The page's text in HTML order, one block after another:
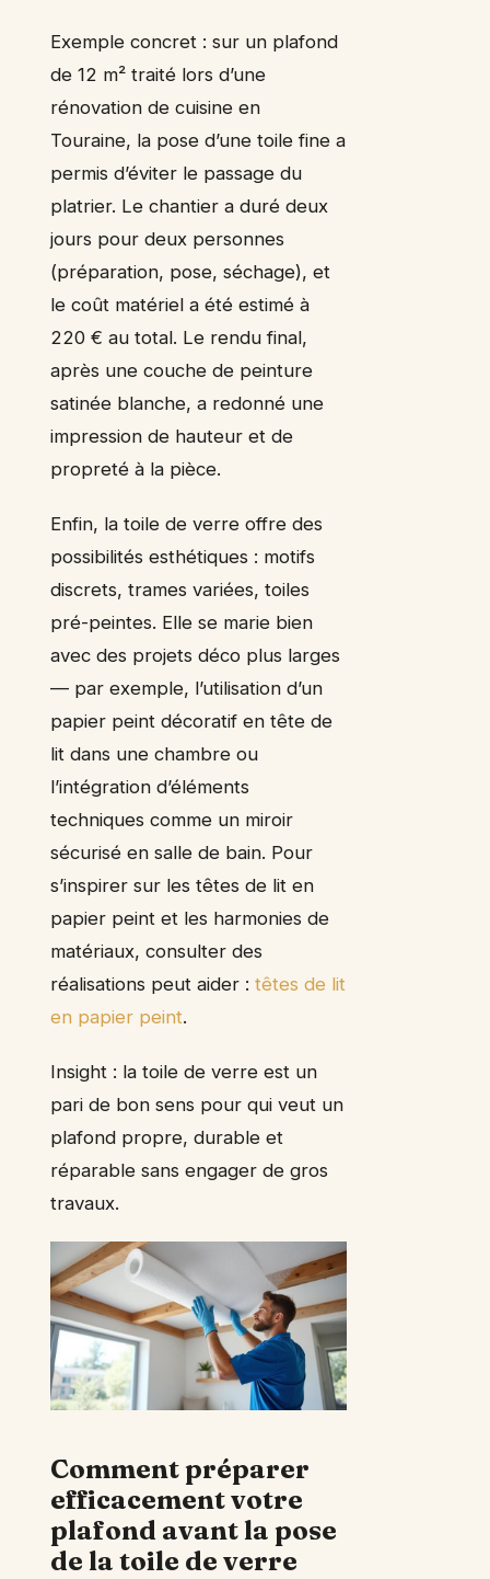
Exemple concret : sur un plafond
de 12 m² traité lors d’une
rénovation de cuisine en
Touraine, la pose d’une toile fine a
permis d’éviter le passage du
platrier. Le chantier a duré deux
jours pour deux personnes
(préparation, pose, séchage), et
le coût matériel a été estimé à
220 € au total. Le rendu final,
après une couche de peinture
satinée blanche, a redonné une
impression de hauteur et de
propreté à la pièce.
Enfin, la toile de verre offre des
possibilités esthétiques : motifs
discrets, trames variées, toiles
pré-peintes. Elle se marie bien
avec des projets déco plus larges
— par exemple, l’utilisation d’un
papier peint décoratif en tête de
lit dans une chambre ou
l’intégration d’éléments
techniques comme un miroir
sécurisé en salle de bain. Pour
s’inspirer sur les têtes de lit en
papier peint et les harmonies de
matériaux, consulter des
réalisations peut aider : têtes de lit
en papier peint.
Insight : la toile de verre est un
pari de bon sens pour qui veut un
plafond propre, durable et
réparable sans engager de gros
travaux.
Comment préparer
efficacement votre
plafond avant la pose
de la toile de verre